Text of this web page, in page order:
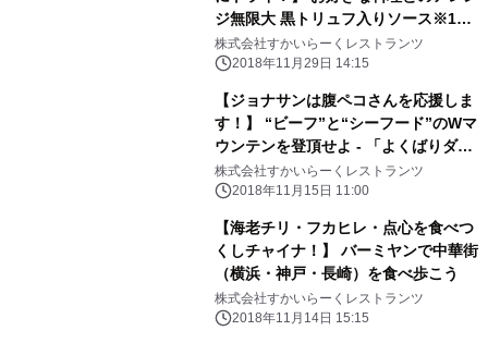
ジ無限大 黒トリュフ入りソース※1
で“無限トリュフ”を楽しもう！
株式会社すかいらーくレストランツ
2018年11月29日 14:15
【ジョナサンは腹ペコさんを応援しま
す！】 “ビーフ”と“シーフード”のWマ
ウンテンを登頂せよ - 「よくばりダイ
ニング」フェア開催 -
株式会社すかいらーくレストランツ
2018年11月15日 11:00
【海老チリ・フカヒレ・点心を食べつ
くしチャイナ！】 バーミヤンで中華街
（横浜・神戸・長崎）を食べ歩こう
株式会社すかいらーくレストランツ
2018年11月14日 15:15